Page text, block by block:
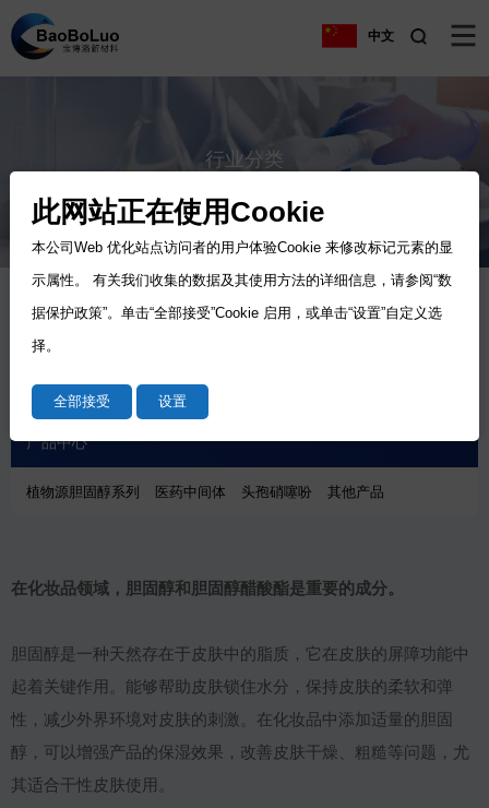
中文
行业分类
化妆品类 医药中间体 生化试剂
产品中心
植物源胆固醇系列 医药中间体 头孢硝噻吩 其他产品
在化妆品领域，胆固醇和胆固醇醋酸酯是重要的成分。
胆固醇是一种天然存在于皮肤中的脂质，它在皮肤的屏障功能中
起着关键作用。能够帮助皮肤锁住水分，保持皮肤的柔软和弹
性，减少外界环境对皮肤的刺激。在化妆品中添加适量的胆固
醇，可以增强产品的保湿效果，改善皮肤干燥、粗糙等问题，尤
其适合干性皮肤使用。
此网站正在使用Cookie
本公司Web 优化站点访问者的用户体验Cookie 来修改标记元素的显
示属性。 有关我们收集的数据及其使用方法的详细信息，请参阅“数
据保护政策”。单击“全部接受”Cookie 启用，或单击“设置”自定义选
择。
全部接受 设置